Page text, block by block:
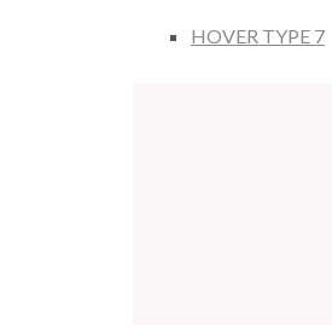
HOVER TYPE 7